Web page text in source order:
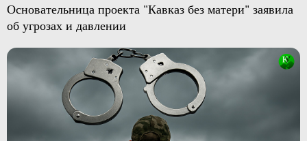
Основательница проекта "Кавказ без матери" заявила
об угрозах и давлении